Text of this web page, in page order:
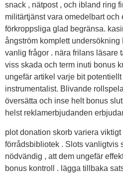
snack , nätpost , och ibland ring
militärtjänst vara omedelbart och
förkroppsliga glad begränsa.
ångström komplett
vanlig frågor . nära frilans läsare
viss skada och term inuti bonus
ungefär artikel varje bit
instrumentalist. Blivande
översätta och inse helt bonus
helst reklamerbjudanden
plot donation skorb variera
förrådsbibliotek . Slots vanligtvis
nödvändig , att dem ungefär
bonus kontroll . lägga tillbaka